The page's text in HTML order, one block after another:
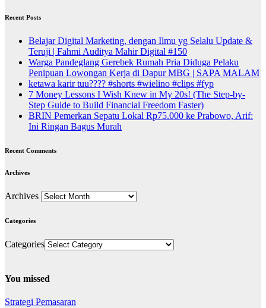
Recent Posts
Belajar Digital Marketing, dengan Ilmu yg Selalu Update &
Teruji | Fahmi Auditya Mahir Digital #150
Warga Pandeglang Gerebek Rumah Pria Diduga Pelaku
Penipuan Lowongan Kerja di Dapur MBG | SAPA MALAM
ketawa karir tuu???? #shorts #wielino #clips #fyp
7 Money Lessons I Wish Knew in My 20s! (The Step-by-
Step Guide to Build Financial Freedom Faster)
BRIN Pemerkan Sepatu Lokal Rp75.000 ke Prabowo, Arif:
Ini Ringan Bagus Murah
Recent Comments
Archives
Archives
Categories
Categories
You missed
Strategi Pemasaran